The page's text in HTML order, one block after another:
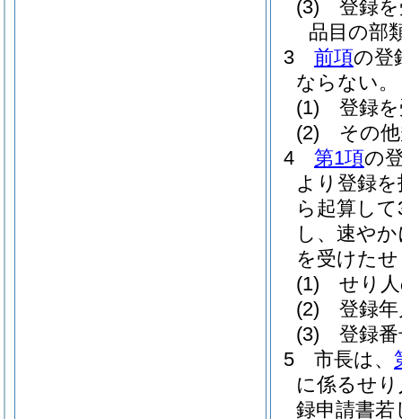
(3)
登録
品目の部
3
前項の登
ならない。
(1)
登録
(2)
その
4
第1項の
より登録
ら起算し
し、速や
を受けた
(1)
せり
(2)
登録
(3)
登録
5
市長は、
に係るせ
録申請書